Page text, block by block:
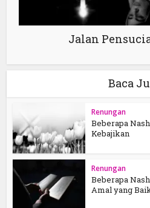
Jalan
Baca
Renungan
Beberapa
Kebajikan
Renungan
Beberapa
Amal yang